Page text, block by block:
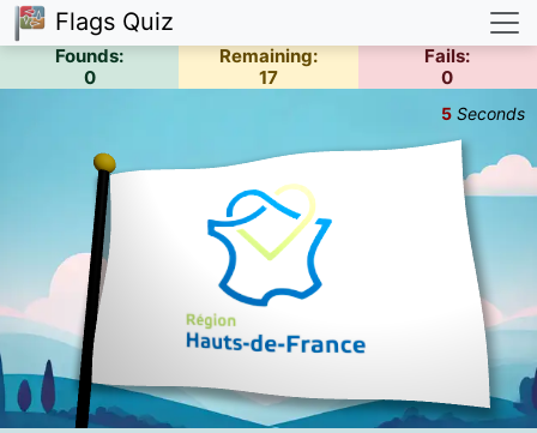
Flags Quiz
Founds:
0
Remaining:
17
Fails:
0
5 Seconds